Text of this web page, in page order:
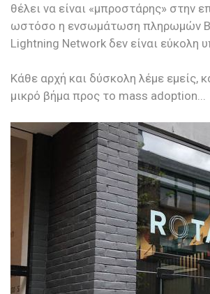
θέλει να είναι «μπροστάρης» στην
ωστόσο η ενσωμάτωση πληρωμών
Lightning Network δεν είναι εύκολη
Κάθε αρχή και δύσκολη λέμε εμείς,
μικρό βήμα προς το mass adoption...